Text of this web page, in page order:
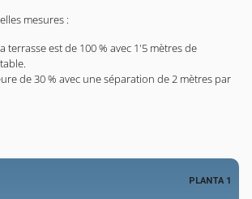
mesures :
terrasse est de 100 % avec 1'5 mètres de
de 30 % avec une séparation de 2 mètres par